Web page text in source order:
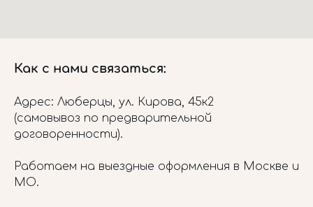
Как с нами связаться:
Адрес: Люберцы, ул. Кирова, 45к2
(самовывоз по предварительной
договоренности).
Работаем на выездные оформления в Москве и
МО.